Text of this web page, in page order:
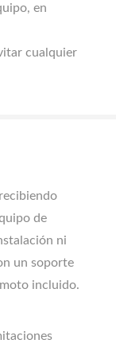
en
cualquier
de
ni
un soporte
incluido.